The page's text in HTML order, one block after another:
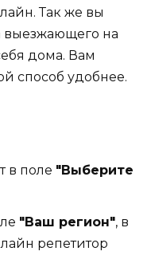
Так же вы
выезжающего на
дома. Вам
способ удобнее.
в поле "Выберите
"Ваш регион", в
репетитор